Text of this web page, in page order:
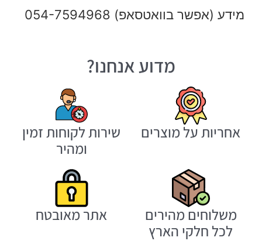
מידע (אפשר בוואטסאפ) 054-7594968
מדוע אנחנו?
אחריות על מוצרים
שירות לקוחות זמין
ומהיר
משלוחים מהירים
לכל חלקי הארץ
אתר מאובטח